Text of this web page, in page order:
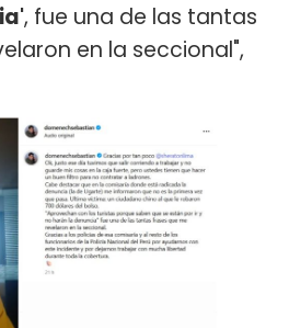
, fue una de las tantas
en la seccional",